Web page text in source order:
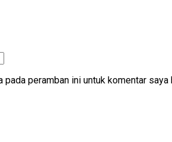
peramban ini untuk komentar saya